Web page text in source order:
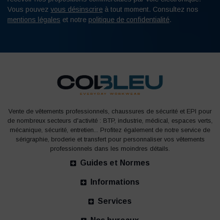
confort et votre sécurité.
fonctionnels, des vêtements imperméables pour affronter
LA PERSONNALISATION DE VOS
ÉQUIPEMENTS
Véhiculez l’image de votre marque à travers vos
équipements. Grâce à notre studio graphique, nous
pouvons personnaliser vos vêtements de chantier. Sur le
imprimez votre logo sur le vêtement de travail de vos
vos équipes sur un chantier et vous prodiguez de la visibilité
Vous pouvez vous désinscrire à tout moment. Consultez nos
mentions légales et notre politique de confidentialité.
Vente de vêtements professionnels, chaussures de sécurité et EPI pour
de nombreux secteurs d'activité : BTP, industrie, médical, espaces verts,
mécanique, sécurité, entretien... Profitez également de notre service de
sérigraphie, broderie et transfert pour personnaliser vos vêtements
professionnels dans les moindres détails.
Guides et Normes
Informations
Services